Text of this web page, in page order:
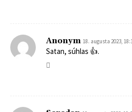
Anonym 18. augusta 2023,
Satan, súhlas 👍.